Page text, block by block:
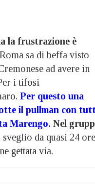
la frustrazione è
sa di beffa visto
ad avere in
i tifosi
Per questo una
il pullman con
Marengo. Nel
sveglio da quasi 24
gettata via.